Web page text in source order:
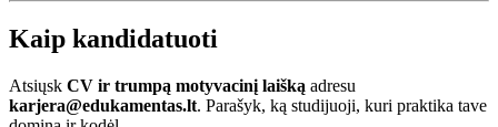
Kaip kandidatuoti
Atsiųsk CV ir trumpą motyvacinį laišką adresu
karjera@edukamentas.lt. Parašyk, ką studijuoji, kuri praktika tave